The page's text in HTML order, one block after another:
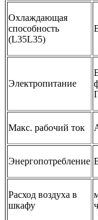
Охлаждающая
способность
(L35L35)
Электропитание
Макс. рабочий ток
Энергопотребление
Расход воздуха в
шкафу